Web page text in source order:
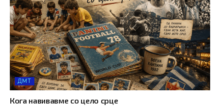
ДМТ
Кога навивавме со цело срце